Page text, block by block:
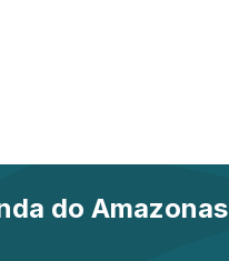
do Amazonas